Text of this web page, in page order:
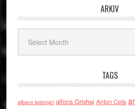
ARKIV
TAGS
albano kolonjari alfons Grishaj Anton Cefa